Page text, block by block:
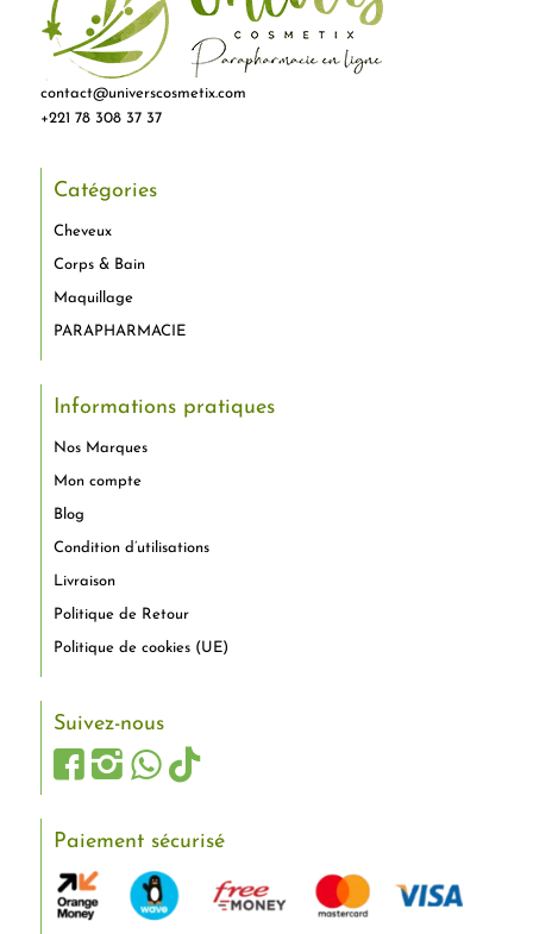
contact@universcosmetix.com
+221 78 308 37 37
Catégories
Cheveux
Corps & Bain
Maquillage
PARAPHARMACIE
Informations pratiques
Nos Marques
Mon compte
Blog
Condition d’utilisations
Livraison
Politique de Retour
Politique de cookies (UE)
Suivez-nous
Paiement sécurisé